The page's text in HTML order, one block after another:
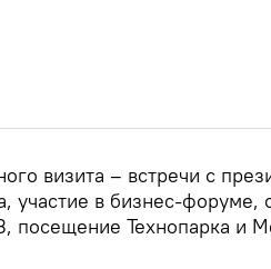
визита – встречи с
участие в бизнес-форуме,
посещение Технопарка и